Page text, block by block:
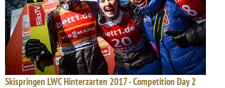
Skispringen LWC Hinterzarten 2017 - Competition Day 2